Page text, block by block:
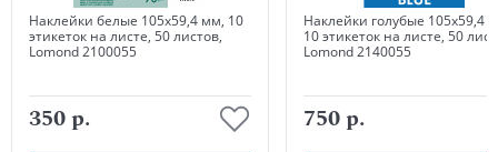
Наклейки белые 105х59,4 мм, 10
этикеток на листе, 50 листов,
Lomond 2100055
350 р.
Наклейки голубые 105х59,4
10 этикеток на листе, 50
Lomond 2140055
750 р.